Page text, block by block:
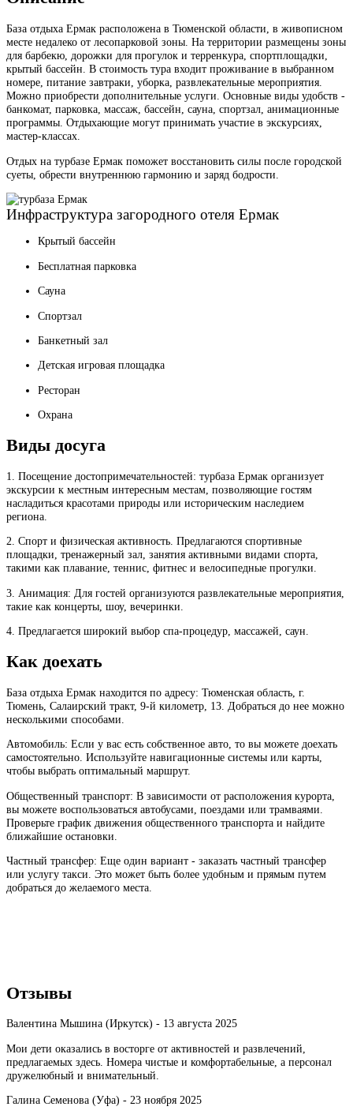
База отдыха Ермак расположена в Тюменской области, в живописном
месте недалеко от лесопарковой зоны. На территории размещены зоны
для барбекю, дорожки для прогулок и терренкура, спортплощадки,
крытый бассейн. В стоимость тура входит проживание в выбранном
номере, питание завтраки, уборка, развлекательные мероприятия.
Можно приобрести дополнительные услуги. Основные виды удобств -
банкомат, парковка, массаж, бассейн, сауна, спортзал, анимационные
программы. Отдыхающие могут принимать участие в экскурсиях,
мастер-классах.
Отдых на турбазе Ермак поможет восстановить силы после городской
суеты, обрести внутреннюю гармонию и заряд бодрости.
Инфраструктура загородного отеля Ермак
Крытый бассейн
Бесплатная парковка
Сауна
Спортзал
Банкетный зал
Детская игровая площадка
Ресторан
Охрана
Виды досуга
1. Посещение достопримечательностей: турбаза Ермак организует
экскурсии к местным интересным местам, позволяющие гостям
насладиться красотами природы или историческим наследием
региона.
2. Спорт и физическая активность. Предлагаются спортивные
площадки, тренажерный зал, занятия активными видами спорта,
такими как плавание, теннис, фитнес и велосипедные прогулки.
3. Анимация: Для гостей организуются развлекательные мероприятия,
такие как концерты, шоу, вечеринки.
4. Предлагается широкий выбор спа-процедур, массажей, саун.
Как доехать
База отдыха Ермак находится по адресу: Тюменская область, г.
Тюмень, Салаирский тракт, 9-й километр, 13. Добраться до нее можно
несколькими способами.
Автомобиль: Если у вас есть собственное авто, то вы можете доехать
самостоятельно. Используйте навигационные системы или карты,
чтобы выбрать оптимальный маршрут.
Общественный транспорт: В зависимости от расположения курорта,
вы можете воспользоваться автобусами, поездами или трамваями.
Проверьте график движения общественного транспорта и найдите
ближайшие остановки.
Частный трансфер: Еще один вариант - заказать частный трансфер
или услугу такси. Это может быть более удобным и прямым путем
добраться до желаемого места.
Отзывы
Валентина Мышина (Иркутск) - 13 августа 2025
Мои дети оказались в восторге от активностей и развлечений,
предлагаемых здесь. Номера чистые и комфортабельные, а персонал
дружелюбный и внимательный.
Галина Семенова (Уфа) - 23 ноября 2025